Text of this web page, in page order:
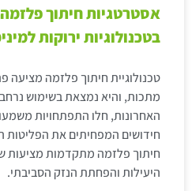
אסטרטגיות חיתוך
בטכנולוגיות ירוקות
טכנולוגיית חיתוך פלזמה מציעה
מתכות, והיא נמצאת בשימוש
האחרונות, חלו התפתחויות
חידושים המפחיתים את הפליטות
חיתוך פלזמה מתקדמות מציעות
היעילות והפחתת הנזק הסביבתי.